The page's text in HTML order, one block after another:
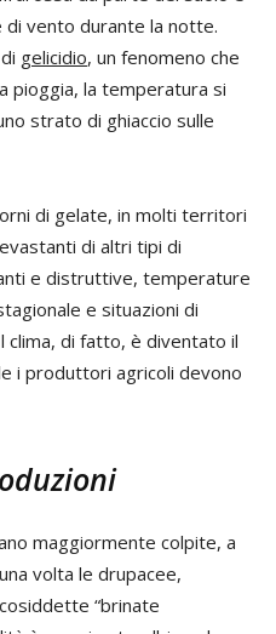
di vento durante la notte.
gelicidio, un fenomeno che
pioggia, la temperatura si
strato di ghiaccio sulle
di gelate, in molti territori
di altri tipi di
e distruttive, temperature
e situazioni di
clima, di fatto, è diventato il
i produttori agricoli devono
maggiormente colpite, a
volta le drupacee,
“brinate